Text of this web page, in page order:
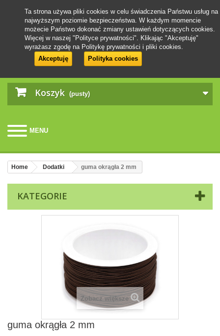
Koszyk (pusty)
MENU
Ta strona używa pliki cookies w celu świadczenia Państwu usług na
najwyższym poziomie bezpieczeństwa. W każdym momencie
możecie Państwo dokonać zmiany ustawień dotyczących cookies.
Więcej w naszej "Polityce prywatności". Klikając "Akceptuję"
wyrażasz zgodę na Politykę prywatności i pliki cookies.
Akceptuję
Polityka cookies
Home Dodatki guma okrągła 2 mm
KATEGORIE
Zobacz większe
guma okrągła 2 mm